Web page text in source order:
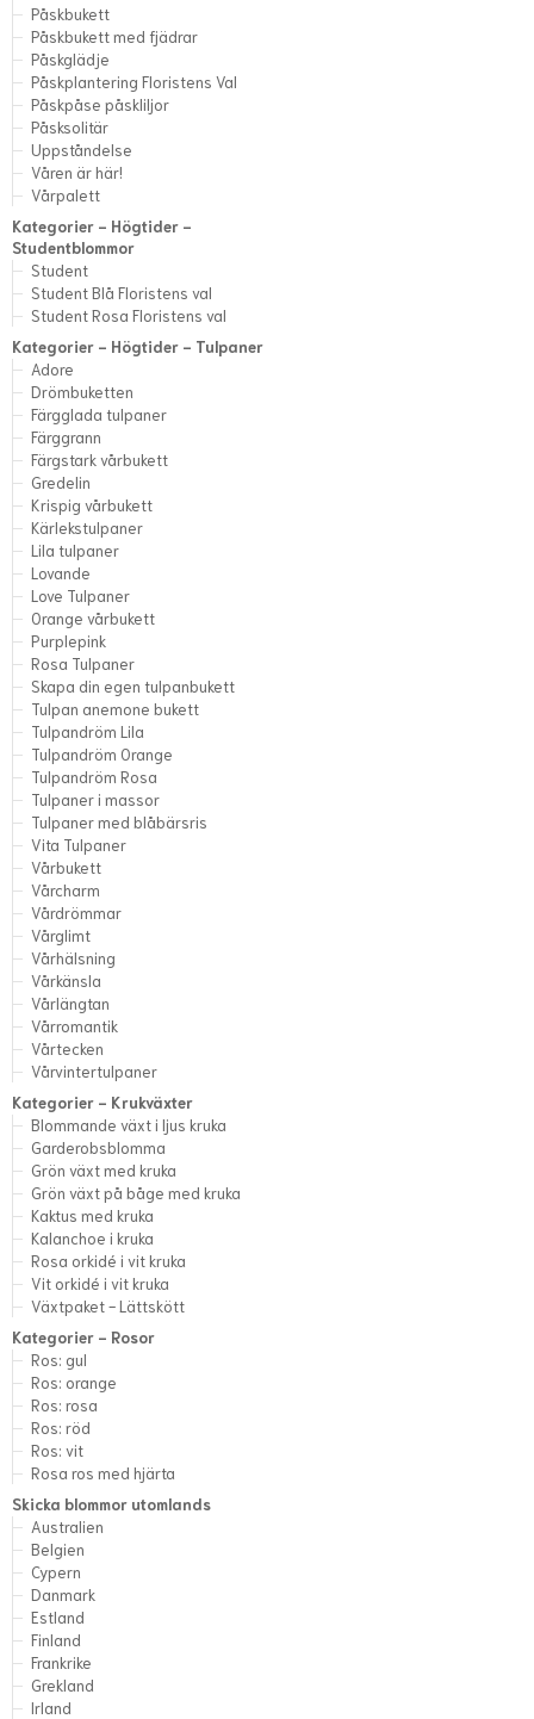
Påskbukett
Påskbukett med fjädrar
Påskglädje
Påskplantering Floristens Val
Påskpåse påskliljor
Påsksolitär
Uppståndelse
Våren är här!
Vårpalett
Kategorier - Högtider -
Studentblommor
Student
Student Blå Floristens val
Student Rosa Floristens val
Kategorier - Högtider - Tulpaner
Adore
Drömbuketten
Färgglada tulpaner
Färggrann
Färgstark vårbukett
Gredelin
Krispig vårbukett
Kärlekstulpaner
Lila tulpaner
Lovande
Love Tulpaner
Orange vårbukett
Purplepink
Rosa Tulpaner
Skapa din egen tulpanbukett
Tulpan anemone bukett
Tulpandröm Lila
Tulpandröm Orange
Tulpandröm Rosa
Tulpaner i massor
Tulpaner med blåbärsris
Vita Tulpaner
Vårbukett
Vårcharm
Vårdrömmar
Vårglimt
Vårhälsning
Vårkänsla
Vårlängtan
Vårromantik
Vårtecken
Vårvintertulpaner
Kategorier - Krukväxter
Blommande växt i ljus kruka
Garderobsblomma
Grön växt med kruka
Grön växt på båge med kruka
Kaktus med kruka
Kalanchoe i kruka
Rosa orkidé i vit kruka
Vit orkidé i vit kruka
Växtpaket - Lättskött
Kategorier - Rosor
Ros: gul
Ros: orange
Ros: rosa
Ros: röd
Ros: vit
Rosa ros med hjärta
Skicka blommor utomlands
Australien
Belgien
Cypern
Danmark
Estland
Finland
Frankrike
Grekland
Irland